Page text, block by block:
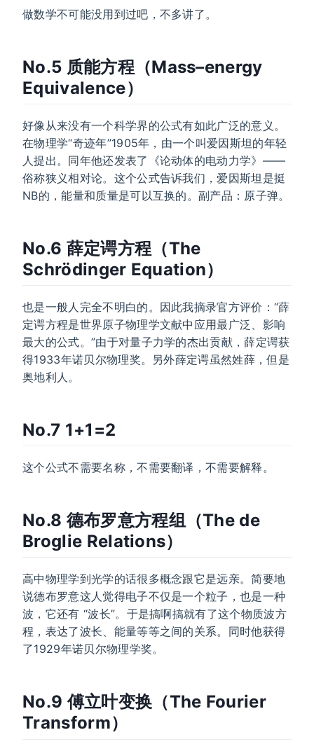
做数学不可能没用到过吧，不多讲了。
No.5 质能方程（Mass–energy
Equivalence）
好像从来没有一个科学界的公式有如此广泛的意义。
在物理学“奇迹年”1905年，由一个叫爱因斯坦的年轻
人提出。同年他还发表了《论动体的电动力学》——
俗称狭义相对论。这个公式告诉我们，爱因斯坦是挺
NB的，能量和质量是可以互换的。副产品：原子弹。
No.6 薛定谔方程（The
Schrödinger Equation）
也是一般人完全不明白的。因此我摘录官方评价：“薛
定谔方程是世界原子物理学文献中应用最广泛、影响
最大的公式。”由于对量子力学的杰出贡献，薛定谔获
得1933年诺贝尔物理奖。另外薛定谔虽然姓薛，但是
奥地利人。
No.7 1+1=2
这个公式不需要名称，不需要翻译，不需要解释。
No.8 德布罗意方程组（The de
Broglie Relations）
高中物理学到光学的话很多概念跟它是远亲。简要地
说德布罗意这人觉得电子不仅是一个粒子，也是一种
波，它还有 “波长”。于是搞啊搞就有了这个物质波方
程，表达了波长、能量等等之间的关系。同时他获得
了1929年诺贝尔物理学奖。
No.9 傅立叶变换（The Fourier
Transform）